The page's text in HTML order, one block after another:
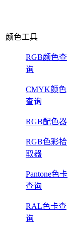
颜色工具
RGB颜色查
询
CMYK颜色
查询
RGB配色器
RGB色彩拾
取器
Pantone色卡
查询
RAL色卡查
询